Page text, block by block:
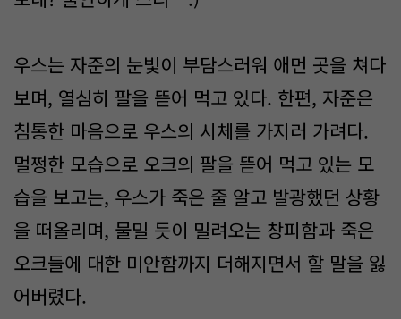
우스는 자준의 눈빛이 부담스러워 애먼 곳을 쳐다
보며, 열심히 팔을 뜯어 먹고 있다. 한편, 자준은
침통한 마음으로 우스의 시체를 가지러 가려다.
멀쩡한 모습으로 오크의 팔을 뜯어 먹고 있는 모
습을 보고는, 우스가 죽은 줄 알고 발광했던 상황
을 떠올리며, 물밀 듯이 밀려오는 창피함과 죽은
오크들에 대한 미안함까지 더해지면서 할 말을 잃
어버렸다.